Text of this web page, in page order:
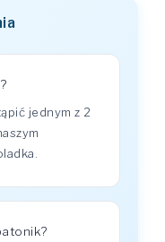
jednym z 2